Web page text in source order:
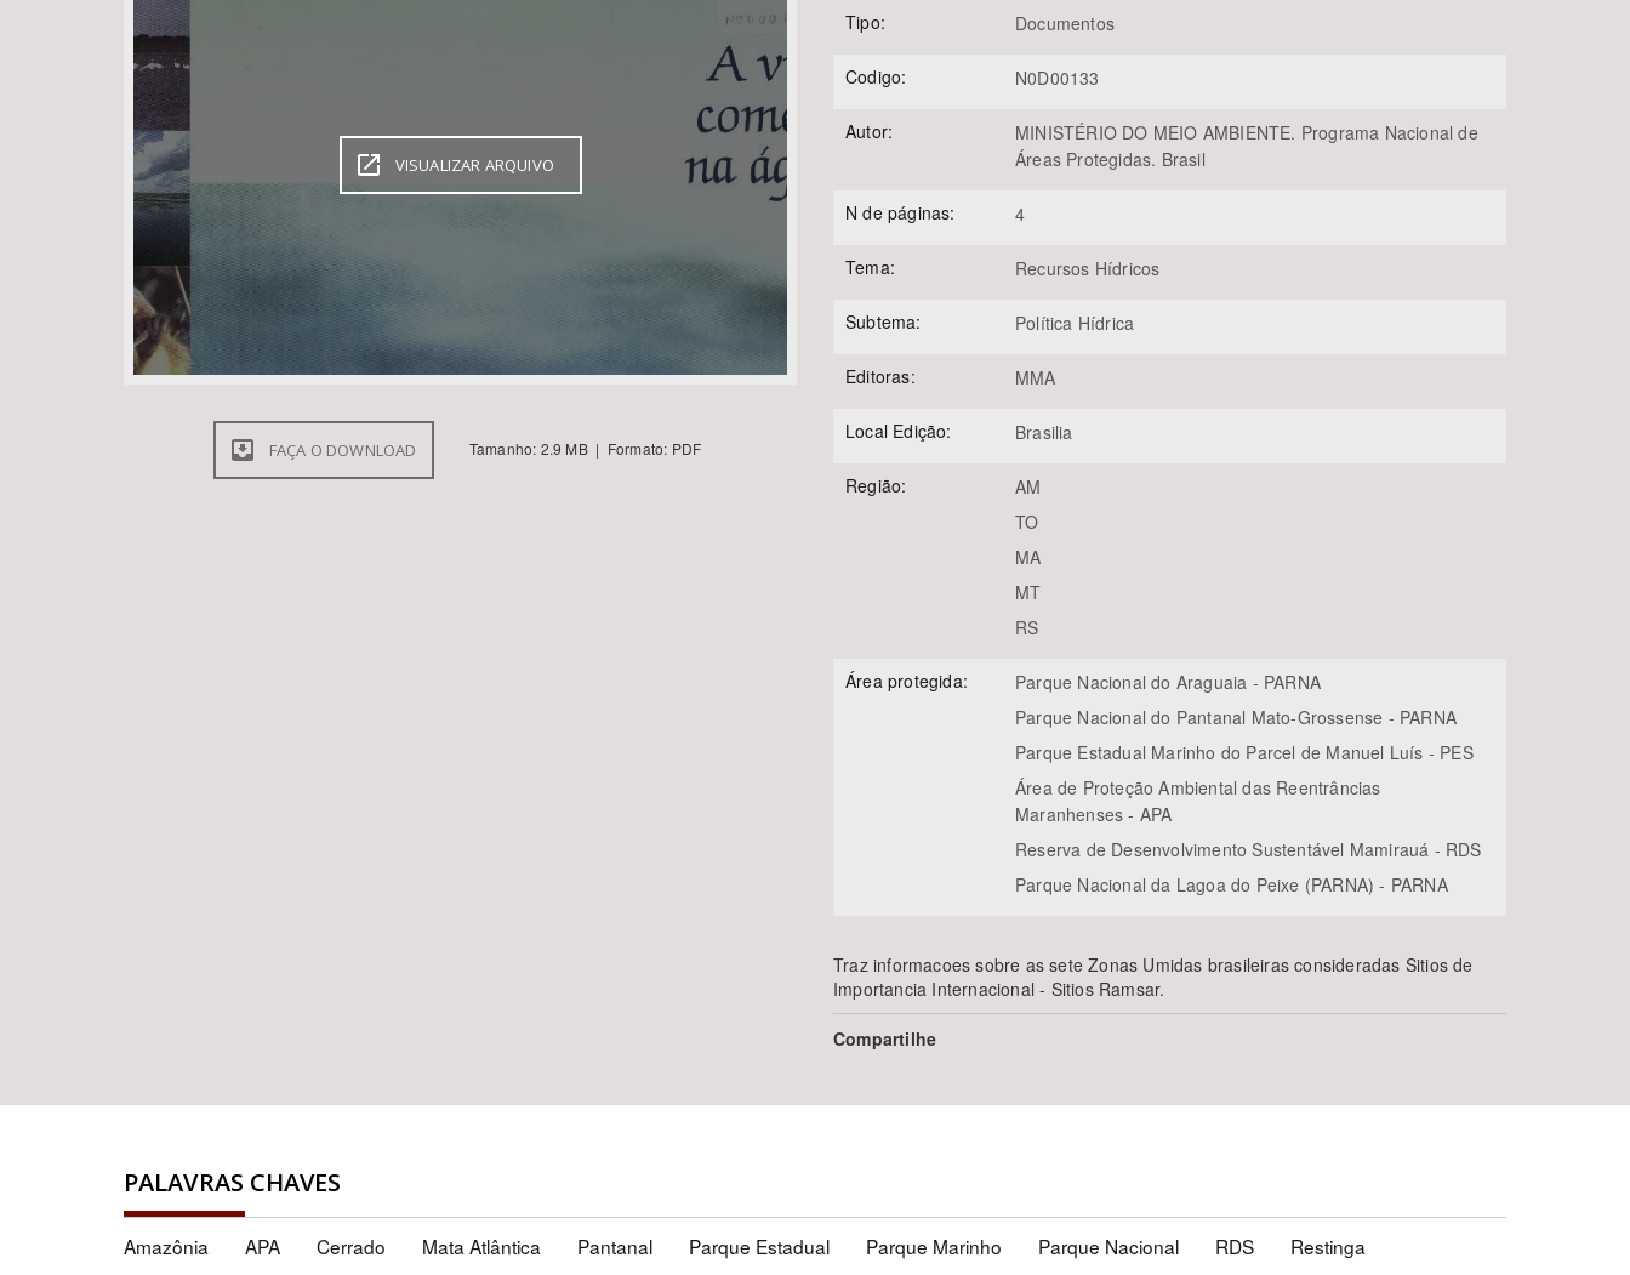
Área de Levantamento
VISUALIZAR ARQUIVO
FAÇA O DOWNLOAD Tamanho: 2.9 MB | Formato: PDF
Tipo: Documentos
Codigo: N0D00133
Autor:
MINISTÉRIO DO MEIO AMBIENTE. Programa Nacional de
Áreas Protegidas. Brasil
N de páginas: 4
Tema: Recursos Hídricos
Subtema: Política Hídrica
Editoras: MMA
Local Edição: Brasilia
Região:
AM
TO
MA
MT
RS
Área protegida:
Parque Nacional do Araguaia - PARNA
Parque Nacional do Pantanal Mato-Grossense - PARNA
Parque Estadual Marinho do Parcel de Manuel Luís - PES
Área de Proteção Ambiental das Reentrâncias
Maranhenses - APA
Reserva de Desenvolvimento Sustentável Mamirauá - RDS
Parque Nacional da Lagoa do Peixe (PARNA) - PARNA
Traz informacoes sobre as sete Zonas Umidas brasileiras consideradas Sitios de
Importancia Internacional - Sitios Ramsar.
Compartilhe
PALAVRAS CHAVES
Amazônia APA Cerrado Mata Atlântica Pantanal Parque Estadual Parque Marinho Parque Nacional RDS
Restinga